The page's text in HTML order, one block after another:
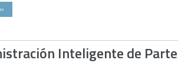
»
Inteligente de